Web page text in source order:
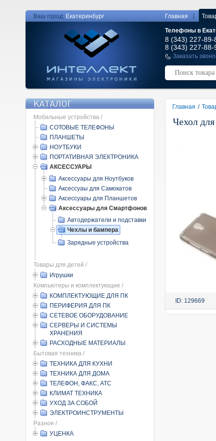
Ваш город: Екатеринбург Главная
Телефоны в
8 (343) 227-89-
8 (343) 227-88-
Заказать
КАТАЛОГ
Мобильные устройства /
СОТОВЫЕ ТЕЛЕФОНЫ
ПЛАНШЕТЫ
НОУТБУКИ
ПОРТАТИВНАЯ ЭЛЕКТРОНИКА
АКСЕССУАРЫ
Аксессуары для Ноутбуков
Аксессуаы для Самокатов
Аксессуары для Планшетов
Аксессуары для Смартфонов
Автодержатели и подставки
Чехлы и бампера
Зарядные устройства
Товары для детей /
Игрушки
Компьютеры и комплектующие /
КОМПЛЕКТУЮЩИЕ ДЛЯ ПК
ПЕРИФЕРИЯ ДЛЯ ПК
СЕТЕВОЕ ОБОРУДОВАНИЕ
СЕРВЕРЫ И СИСТЕМЫ
ХРАНЕНИЯ
РАСХОДНЫЕ МАТЕРИАЛЫ
Бытовая техника /
ТЕХНИКА ДЛЯ КУХНИ
ТЕХНИКА ДЛЯ ДОМА
ТЕЛЕФОН, ФАКС, АТС
КЛИМАТ ТЕХНИКА
УХОД ЗА СОБОЙ
ЭЛЕКТРОИНСТРУМЕНТЫ
Разное /
УЦЕНКА
Главная /
Чехол
ID: 129669